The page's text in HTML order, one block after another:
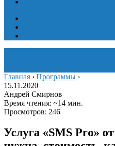
Главная › Программы ›
15.11.2020
Андрей Смирнов
Время чтения: ~14 мин.
Просмотров: 246
Услуга «SMS Pro»